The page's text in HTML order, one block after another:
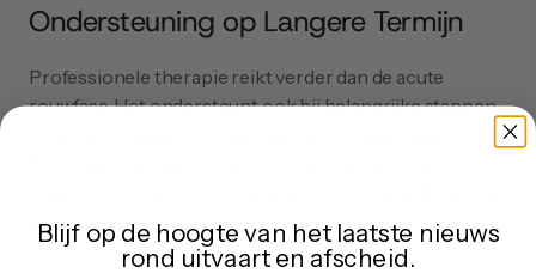
Ondersteuning op Langere Termijn
Professionele therapie reikt verder dan de acute
rouwfase. Het ondersteunt ook bij belangrijke stappen
persoonlijke verhaal.
Blijf op de hoogte van het laatste nieuws
rond uitvaart en afscheid.